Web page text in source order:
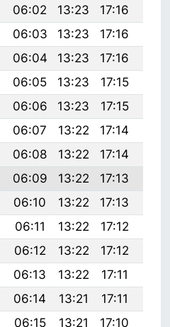
06:02 13:23 17:16
06:03 13:23 17:16
06:04 13:23 17:16
06:05 13:23 17:15
06:06 13:23 17:15
06:07 13:22 17:14
06:08 13:22 17:14
06:09 13:22 17:13
06:10 13:22 17:13
06:11 13:22 17:12
06:12 13:22 17:12
06:13 13:22 17:11
06:14 13:21 17:11
06:15 13:21 17:10